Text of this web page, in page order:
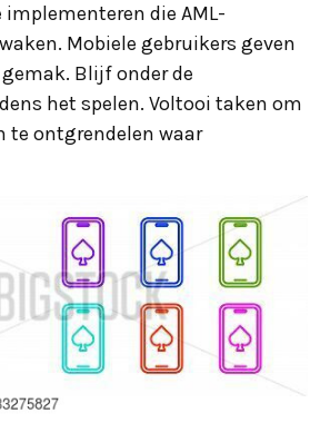
die AML-
Mobiele gebruikers geven
Blijf onder de
het spelen. Voltooi taken om
te ontgrendelen waar